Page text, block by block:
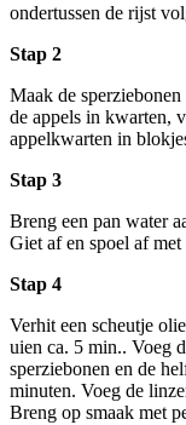
ondertussen de rijst
Stap 2
Maak de
de appels in kwarten,
appelkwarten in
Stap 3
Breng een pan water
Giet af en spoel af
Stap 4
Verhit een scheutje
uien ca. 5 min.. Voeg
sperziebonen en de
minuten. Voeg de
Breng op smaak met